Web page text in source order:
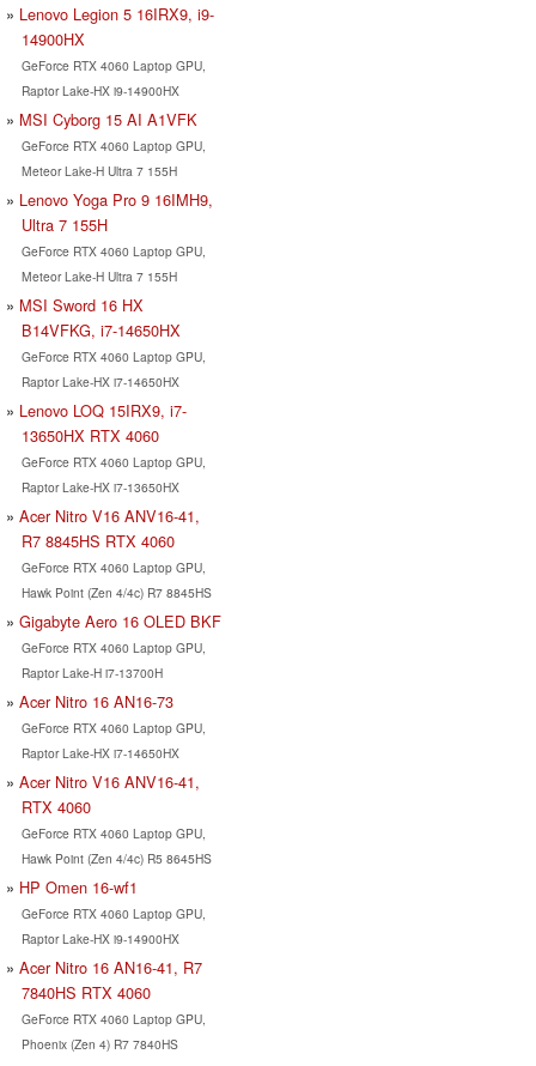
Lenovo Legion 5 16IRX9, i9-
14900HX
GeForce RTX 4060 Laptop GPU,
Raptor Lake-HX i9-14900HX
MSI Cyborg 15 AI A1VFK
GeForce RTX 4060 Laptop GPU,
Meteor Lake-H Ultra 7 155H
Lenovo Yoga Pro 9 16IMH9,
Ultra 7 155H
GeForce RTX 4060 Laptop GPU,
Meteor Lake-H Ultra 7 155H
MSI Sword 16 HX
B14VFKG, i7-14650HX
GeForce RTX 4060 Laptop GPU,
Raptor Lake-HX i7-14650HX
Lenovo LOQ 15IRX9, i7-
13650HX RTX 4060
GeForce RTX 4060 Laptop GPU,
Raptor Lake-HX i7-13650HX
Acer Nitro V16 ANV16-41,
R7 8845HS RTX 4060
GeForce RTX 4060 Laptop GPU,
Hawk Point (Zen 4/4c) R7 8845HS
Gigabyte Aero 16 OLED BKF
GeForce RTX 4060 Laptop GPU,
Raptor Lake-H i7-13700H
Acer Nitro 16 AN16-73
GeForce RTX 4060 Laptop GPU,
Raptor Lake-HX i7-14650HX
Acer Nitro V16 ANV16-41,
RTX 4060
GeForce RTX 4060 Laptop GPU,
Hawk Point (Zen 4/4c) R5 8645HS
HP Omen 16-wf1
GeForce RTX 4060 Laptop GPU,
Raptor Lake-HX i9-14900HX
Acer Nitro 16 AN16-41, R7
7840HS RTX 4060
GeForce RTX 4060 Laptop GPU,
Phoenix (Zen 4) R7 7840HS